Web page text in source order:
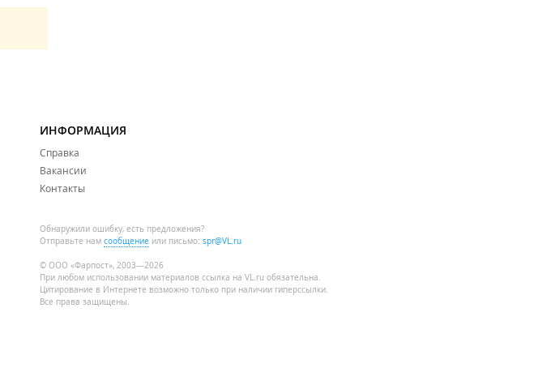
ИНФОРМАЦИЯ
Справка
Вакансии
Контакты
Обнаружили ошибку, есть предложения?
Отправьте нам сообщение или письмо: spr@VL.ru
© ООО «Фарпост», 2003—2026
При любом использовании материалов ссылка на VL.ru обязательна.
Цитирование в Интернете возможно только при наличии гиперссылки.
Все права защищены.